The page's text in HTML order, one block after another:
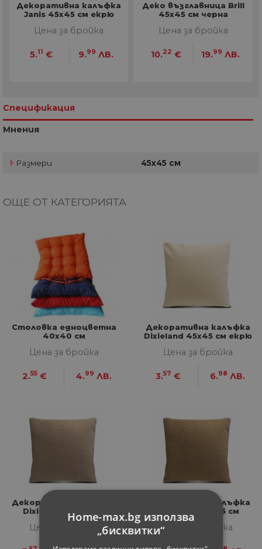
Декоративна калъфка
Janis 45х45 см екрю
Цена за бройка
5.11 € 9.99 ЛВ.
Деко възглавница Brill
45х45 см черна
Цена за бройка
10.22 € 19.99 ЛВ.
Спецификация
Мнения
Размери 45х45 см
ОЩЕ ОТ КАТЕГОРИЯТА
Столовка едноцветна
40x40 см
Цена за бройка
2.55 € 4.99 ЛВ.
Декоративна калъфка
Dixieland 45х45 см екрю
Цена за бройка
3.57 € 6.98 ЛВ.
Декоративна калъфка
Dixieland 45х45 см
бежова
Цена за бройка
Декоративна калъфка
Dixieland 45х45 см
тъмнобежова
Цена за бройка
Home-max.bg използва
„бисквитки“